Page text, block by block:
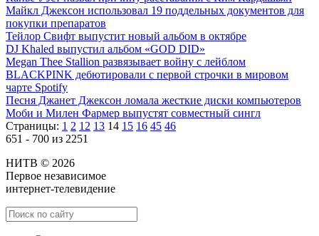
Майкл Джексон использовал 19 поддельных документов для
покупки препаратов
Тейлор Свифт выпустит новый альбом в октябре
DJ Khaled выпустил альбом «GOD DID»
Megan Thee Stallion развязывает войну с лейблом
BLACKPINK дебютировали с первой строчки в мировом
чарте Spotify
Песня Джанет Джексон ломала жесткие диски компьютеров
Моби и Милен Фармер выпустят совместный сингл
Страницы: 1 2 12 13 14 15 16 45 46
651 - 700 из 2251
НИТВ © 2026
Первое независимое
интернет-телевидение